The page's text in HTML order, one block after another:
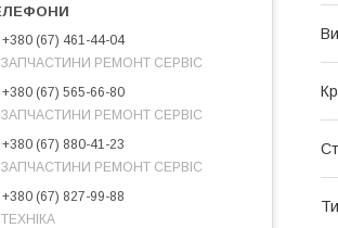
+380 (67) 461-44-04
ЗАПЧАСТИНИ РЕМОНТ СЕРВІС
+380 (67) 565-66-80
ЗАПЧАСТИНИ РЕМОНТ СЕРВІС
+380 (67) 880-41-23
ЗАПЧАСТИНИ РЕМОНТ СЕРВІС
+380 (67) 827-99-88
ТЕХНІКА